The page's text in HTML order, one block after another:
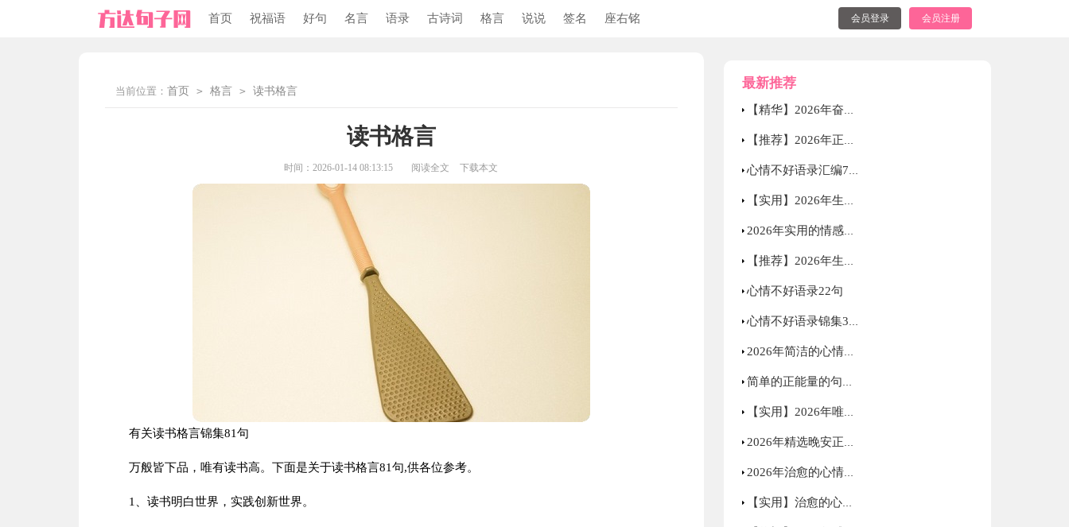
首页 祝福语 好句 名言 语录 古诗词 格言 说说 签名 座右铭 会员登录 会员注册
当前位置： 首页 > 格言 > 读书格言
读书格言
时间：2026-01-14 08:13:15 阅读全文 下载本文
有关读书格言锦集81句
万般皆下品，唯有读书高。下面是关于读书格言81句,供各位参考。
1、读书明白世界，实践创新世界。
最新推荐
【精华】2026年奋斗的励志语录集合38句
【推荐】2026年正能量励志的语录汇总56条
心情不好语录汇编79条
【实用】2026年生活励志语录集锦83句
2026年实用的情感的微语录大集合75条
【推荐】2026年生活励志语录大合集85条
心情不好语录22句
心情不好语录锦集39句
2026年简洁的心情不好语录锦集54句
简单的正能量的句子集合69条
【实用】2026年唯美的心情语录汇编85句
2026年精选晚安正能量句子49句
2026年治愈的心情语录锦集78条
【实用】治愈的心情语录集合69句